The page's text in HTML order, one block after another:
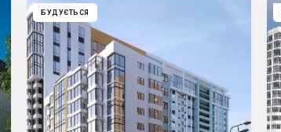
БУДУЄТЬСЯ